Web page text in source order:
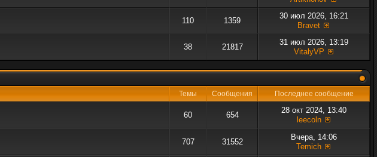
110 1359
30 июл 2026, 16:21
Bravet
38 21817
31 июл 2026, 13:19
VitalyVP
Темы Сообщения Последнее сообщение
60 654
28 окт 2024, 13:40
leecoln
707 31552
Вчера, 14:06
Temich